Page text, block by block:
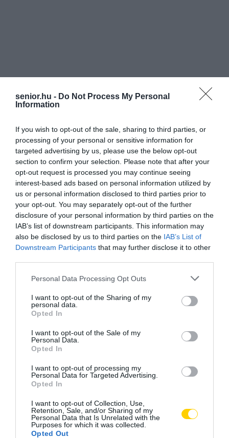
senior.hu - Do Not Process My Personal
Information
If you wish to opt-out of the sale, sharing to third parties, or
processing of your personal or sensitive information for
targeted advertising by us, please use the below opt-out
section to confirm your selection. Please note that after your
opt-out request is processed you may continue seeing
interest-based ads based on personal information utilized by
us or personal information disclosed to third parties prior to
your opt-out. You may separately opt-out of the further
disclosure of your personal information by third parties on the
IAB’s list of downstream participants. This information may
also be disclosed by us to third parties on the IAB’s List of
Downstream Participants that may further disclose it to other
Please note that this website/app uses one or more Google
not limited to your visit or usage behaviour. You may click to
grant or deny consent to Google and its third-party tags to
use your data for below specified purposes in below Google
consent section.
Personal Data Processing Opt Outs
I want to opt-out of the Sharing of my
personal data.
Opted In
I want to opt-out of the Sale of my
Personal Data.
Opted In
I want to opt-out of processing my
Personal Data for Targeted Advertising.
Opted In
I want to opt-out of Collection, Use,
Retention, Sale, and/or Sharing of my
Personal Data that Is Unrelated with the
Purposes for which it was collected.
Opted Out